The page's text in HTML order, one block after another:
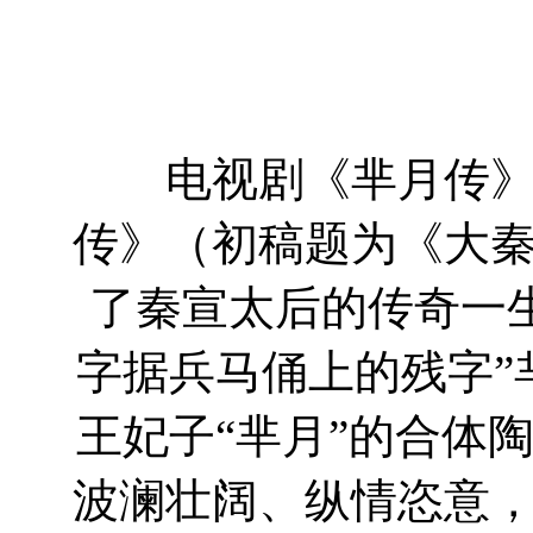
电视剧《芈月传》
传》（初稿题为《大
了秦宣太后的传奇一
字据兵马俑上的残字
王妃子“芈月”的合体
波澜壮阔、纵情恣意